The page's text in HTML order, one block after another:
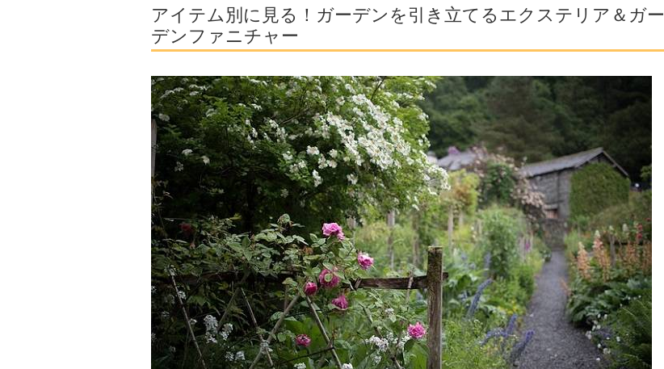
アイテム別に見る！ガーデンを引き立てるエクステリア＆ガー
デンファニチャー